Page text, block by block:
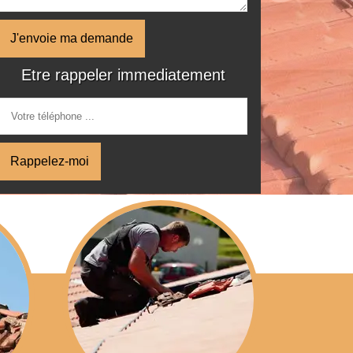
Etre rappeler immediatement